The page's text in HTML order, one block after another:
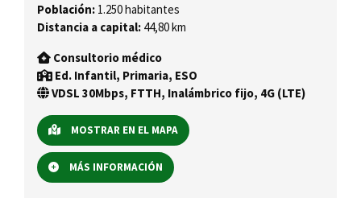
Población: 1.250 habitantes
Distancia a capital: 44,80 km
Consultorio médico
Ed. Infantil, Primaria, ESO
VDSL 30Mbps, FTTH, Inalámbrico fijo, 4G (LTE)
MOSTRAR EN EL MAPA
MÁS INFORMACIÓN